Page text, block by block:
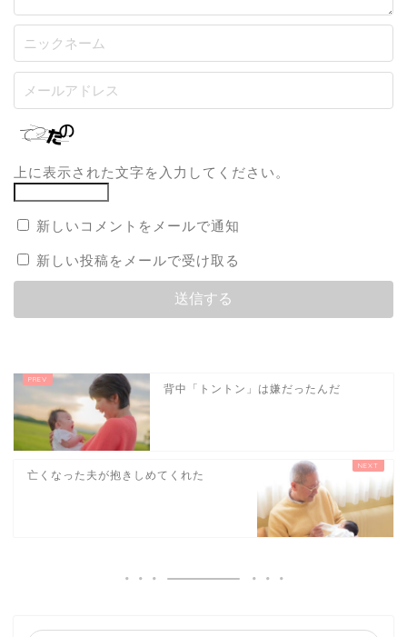
上に表示された文字を入力してください。
新しいコメントをメールで通知
新しい投稿をメールで受け取る
背中「トントン」は嫌だったんだ
亡くなった夫が抱きしめてくれた